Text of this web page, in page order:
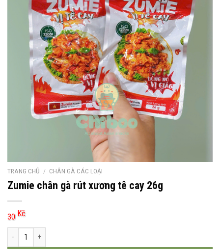
TRANG CHỦ / CHÂN GÀ CÁC LOẠI
Zumie chân gà rút xương tê cay 26g
30 Kč
Zumie chân gà rút xương tê cay 26g số lượng